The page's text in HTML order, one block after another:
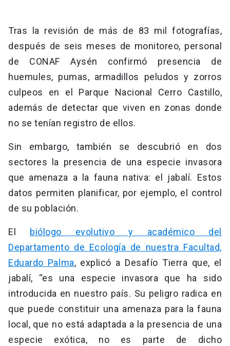
Tras la revisión de más de 83 mil fotografías,
después de seis meses de monitoreo, personal
de CONAF Aysén confirmó presencia de
huemules, pumas, armadillos peludos y zorros
culpeos en el Parque Nacional Cerro Castillo,
además de detectar que viven en zonas donde
no se tenían registro de ellos.
Sin embargo, también se descubrió en dos
sectores la presencia de una especie invasora
que amenaza a la fauna nativa: el jabalí. Estos
datos permiten planificar, por ejemplo, el control
de su población.
El biólogo evolutivo y académico del
Departamento de Ecología de nuestra Facultad,
Eduardo Palma, explicó a Desafío Tierra que, el
jabalí, “es una especie invasora que ha sido
introducida en nuestro país. Su peligro radica en
que puede constituir una amenaza para la fauna
local, que no está adaptada a la presencia de una
especie exótica, no es parte de dicho